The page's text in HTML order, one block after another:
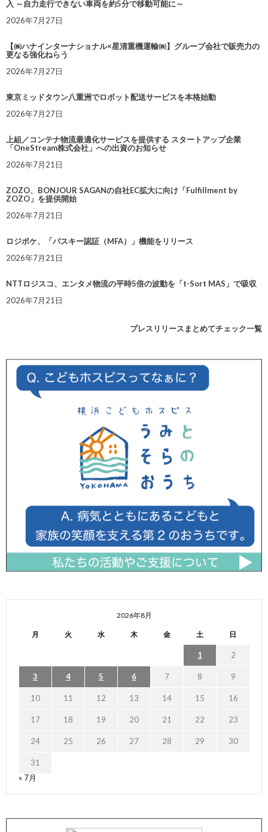
入 ～自力走行できない車両を約5分で移動可能に～
2026年7月27日
【㈱ハナインターナショナル×星清重機運輸㈱】グループ会社で販売力の
更なる強化ねらう
2026年7月27日
東京ミッドタウン八重洲でロボット配送サービスを本格始動
2026年7月27日
上組／コンテナ物流最適化サービスを提供する スタートアップ企業
「OneStream株式会社」への出資のお知らせ
2026年7月21日
ZOZO、BONJOUR SAGANの自社EC拡大に向け「Fulfillment by
ZOZO」を提供開始
2026年7月21日
ロジポケ、「パスキー認証（MFA）」機能をリリース
2026年7月21日
NTTロジスコ、エンタメ物流の平時5倍の波動を「t-Sort MAS」で吸収
2026年7月21日
プレスリリースまとめてチェック一覧
2026年8月
月 火 水 木 金 土 日
1 2
3 4 5 6 7 8 9
10 11 12 13 14 15 16
17 18 19 20 21 22 23
24 25 26 27 28 29 30
31
« 7月